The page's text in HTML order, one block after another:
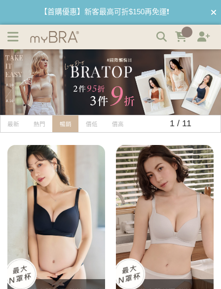
機能推薦 | myBRA 最懂妳的內衣品牌
【首購優惠】新客最高可折$150再免運❗
【國際懶惰日】BRATOP2件95折 3件9折🌱
最新 熱門 暢銷 價低 價高 1 / 11